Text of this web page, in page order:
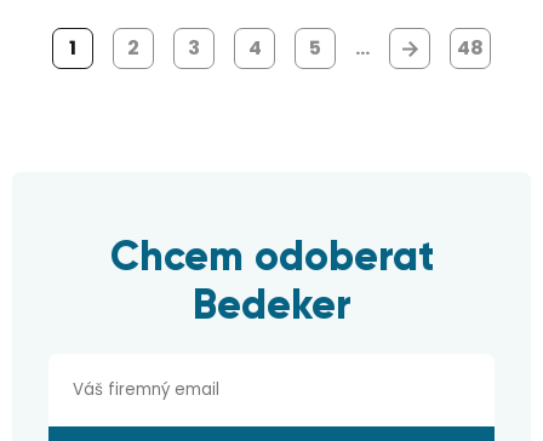
1 2 3 4 5 ... 48
Chcem odoberat
Bedeker